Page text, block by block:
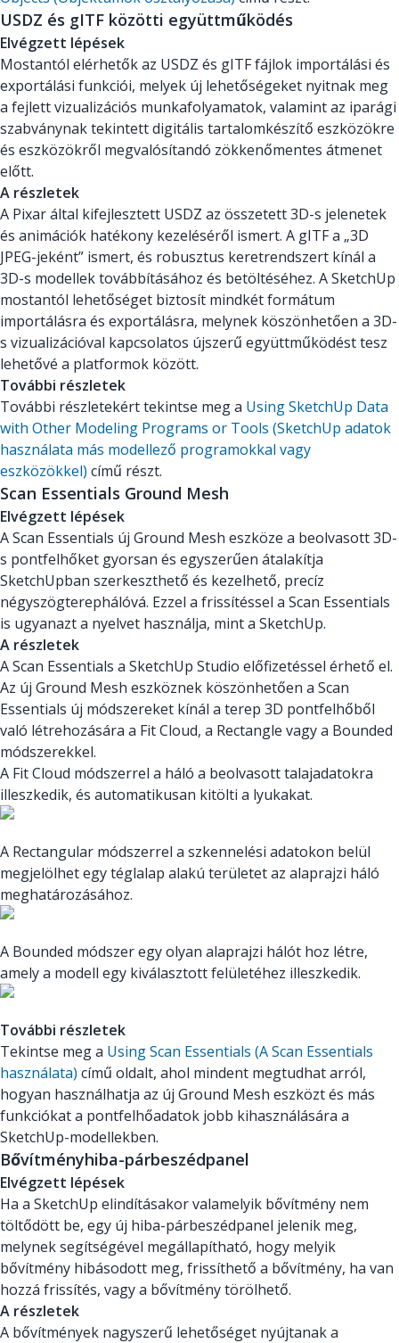
USDZ és gITF közötti együttműködés
Elvégzett lépések
Mostantól elérhetők az USDZ és gITF fájlok importálási és
exportálási funkciói, melyek új lehetőségeket nyitnak meg
a fejlett vizualizációs munkafolyamatok, valamint az iparági
szabványnak tekintett digitális tartalomkészítő eszközökre
és eszközökről megvalósítandó zökkenőmentes átmenet
előtt.
A részletek
A Pixar által kifejlesztett USDZ az összetett 3D-s jelenetek
és animációk hatékony kezeléséről ismert. A gITF a „3D
JPEG-jeként” ismert, és robusztus keretrendszert kínál a
3D-s modellek továbbításához és betöltéséhez. A SketchUp
mostantól lehetőséget biztosít mindkét formátum
importálásra és exportálásra, melynek köszönhetően a 3D-
s vizualizációval kapcsolatos újszerű együttműködést tesz
lehetővé a platformok között.
További részletek
További részletekért tekintse meg a Using SketchUp Data
with Other Modeling Programs or Tools (SketchUp adatok
használata más modellező programokkal vagy
eszközökkel) című részt.
Scan Essentials Ground Mesh
Elvégzett lépések
A Scan Essentials új Ground Mesh eszköze a beolvasott 3D-
s pontfelhőket gyorsan és egyszerűen átalakítja
SketchUpban szerkeszthető és kezelhető, precíz
négyszögterephálóvá. Ezzel a frissítéssel a Scan Essentials
is ugyanazt a nyelvet használja, mint a SketchUp.
A részletek
A Scan Essentials a SketchUp Studio előfizetéssel érhető el.
Az új Ground Mesh eszköznek köszönhetően a Scan
Essentials új módszereket kínál a terep 3D pontfelhőből
való létrehozására a Fit Cloud, a Rectangle vagy a Bounded
módszerekkel.
A Fit Cloud módszerrel a háló a beolvasott talajadatokra
illeszkedik, és automatikusan kitölti a lyukakat.
A Rectangular módszerrel a szkennelési adatokon belül
megjelölhet egy téglalap alakú területet az alaprajzi háló
meghatározásához.
A Bounded módszer egy olyan alaprajzi hálót hoz létre,
amely a modell egy kiválasztott felületéhez illeszkedik.
További részletek
Tekintse meg a Using Scan Essentials (A Scan Essentials
használata) című oldalt, ahol mindent megtudhat arról,
hogyan használhatja az új Ground Mesh eszközt és más
funkciókat a pontfelhőadatok jobb kihasználására a
SketchUp-modellekben.
Bővítményhiba-párbeszédpanel
Elvégzett lépések
Ha a SketchUp elindításakor valamelyik bővítmény nem
töltődött be, egy új hiba-párbeszédpanel jelenik meg,
melynek segítségével megállapítható, hogy melyik
bővítmény hibásodott meg, frissíthető a bővítmény, ha van
hozzá frissítés, vagy a bővítmény törölhető.
A részletek
A bővítmények nagyszerű lehetőséget nyújtanak a